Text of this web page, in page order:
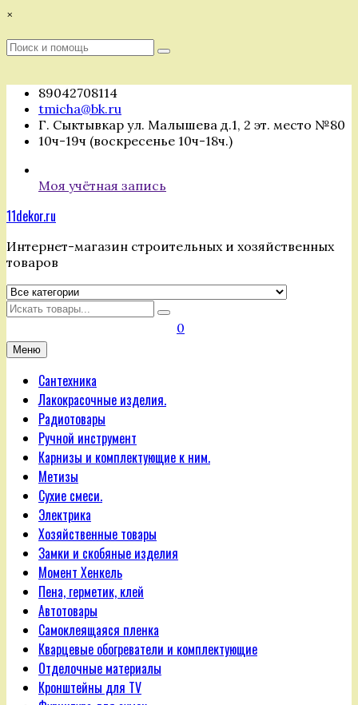
Перейти
содержимому
×
Поиск
Поиск
89042708114
tmicha@bk.ru
Г. Сыктывкар ул. Малышева д.1, 2 эт. место №80
10ч-19ч (воскресенье 10ч-18ч.)
Моя учётная запись
11dekor.ru
Интернет-магазин строительных и хозяйственных
товаров
Искать
0
Меню
Сантехника
Лакокрасочные изделия.
Радиотовары
Ручной инструмент
Карнизы и комплектующие к ним.
Метизы
Сухие смеси.
Электрика
Хозяйственные товары
Замки и скобяные изделия
Момент Хенкель
Пена, герметик, клей
Автотовары
Самоклеящаяся пленка
Кварцевые обогреватели и комплектующие
Отделочные материалы
Кронштейны для TV